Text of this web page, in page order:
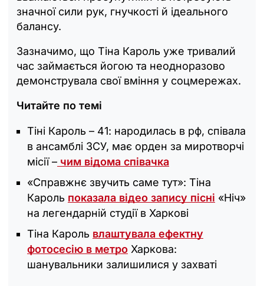
значної сили рук, гнучкості й ідеального
балансу.
Зазначимо, що Тіна Кароль уже тривалий
час займається йогою та неодноразово
демонструвала свої вміння у соцмережах.
Читайте по темі
Тіні Кароль – 41: народилась в рф, співала
в ансамблі ЗСУ, має орден за миротворчі
місії – чим відома співачка
«Справжнє звучить саме тут»: Тіна
Кароль показала відео запису пісні «Ніч»
на легендарній студії в Харкові
Тіна Кароль влаштувала ефектну
фотосесію в метро Харкова:
шанувальники залишилися у захваті